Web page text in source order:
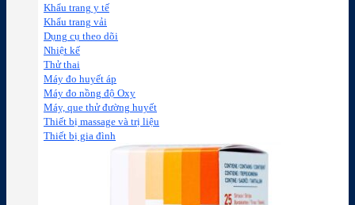
Khẩu trang y tế
Khẩu trang vải
Dụng cụ theo dõi
Nhiệt kế
Thử thai
Máy đo huyết áp
Máy đo nồng độ Oxy
Máy, que thử đường huyết
Thiết bị massage và trị liệu
Thiết bị gia đình